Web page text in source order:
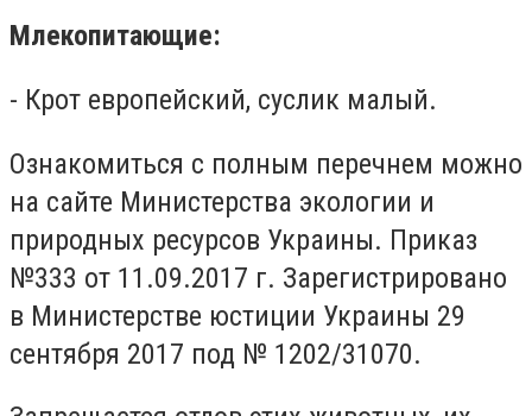
Млекопитающие:
- Крот европейский, суслик малый.
Ознакомиться с полным перечнем можно
на сайте Министерства экологии и
природных ресурсов Украины. Приказ
№333 от 11.09.2017 г. Зарегистрировано
в Министерстве юстиции Украины 29
сентября 2017 под № 1202/31070.